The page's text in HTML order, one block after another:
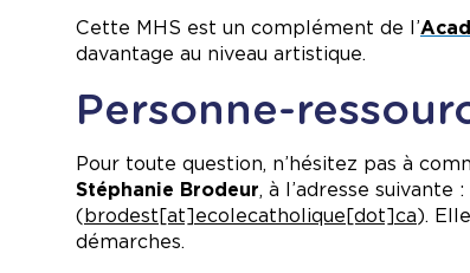
Cette MHS est un complément de l’
davantage au niveau artistique.
Personne-
Pour toute question, n’hésitez pas à
Stéphanie Brodeur, à l’adresse suivante :
(brodest[at]ecolecatholique[dot]ca).
démarches.